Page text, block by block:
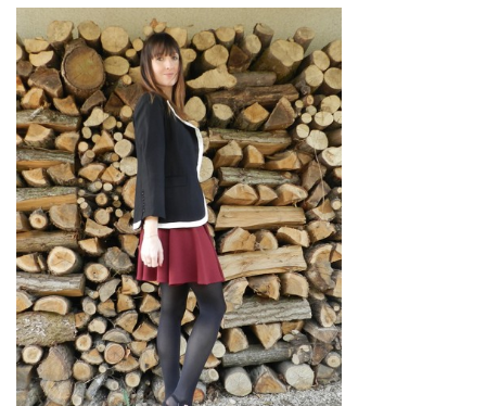
EGYPTE
SEYCHELLES
AMÉRIQUE
MEXIQUE
EUROPE
ESPAGNE
FRANCE
GRÈCE
HONGRIE
ITALIE
PAYS BAS
RÉPUBLIQUE TCHÈQUE